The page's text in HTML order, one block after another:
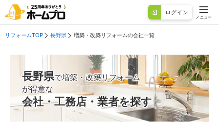
ログイン
メニュー
リフォームTOP 長野県 増築・改築リフォームの会社一覧
長野県で増築・改築リフォーム
が得意な
会社・工務店・業者を探す